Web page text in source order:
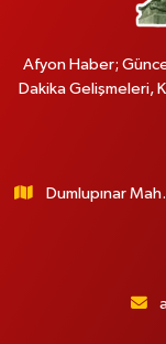
Afyon Haber;
Dakika Gelişmeleri,
Dumlupınar